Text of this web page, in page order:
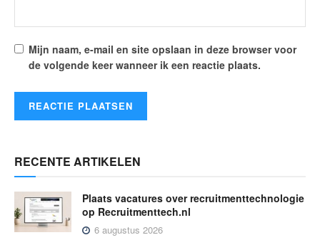
Mijn naam, e-mail en site opslaan in deze browser voor
de volgende keer wanneer ik een reactie plaats.
RECENTE ARTIKELEN
Plaats vacatures over recruitmenttechnologie
op Recruitmenttech.nl
6 augustus 2026